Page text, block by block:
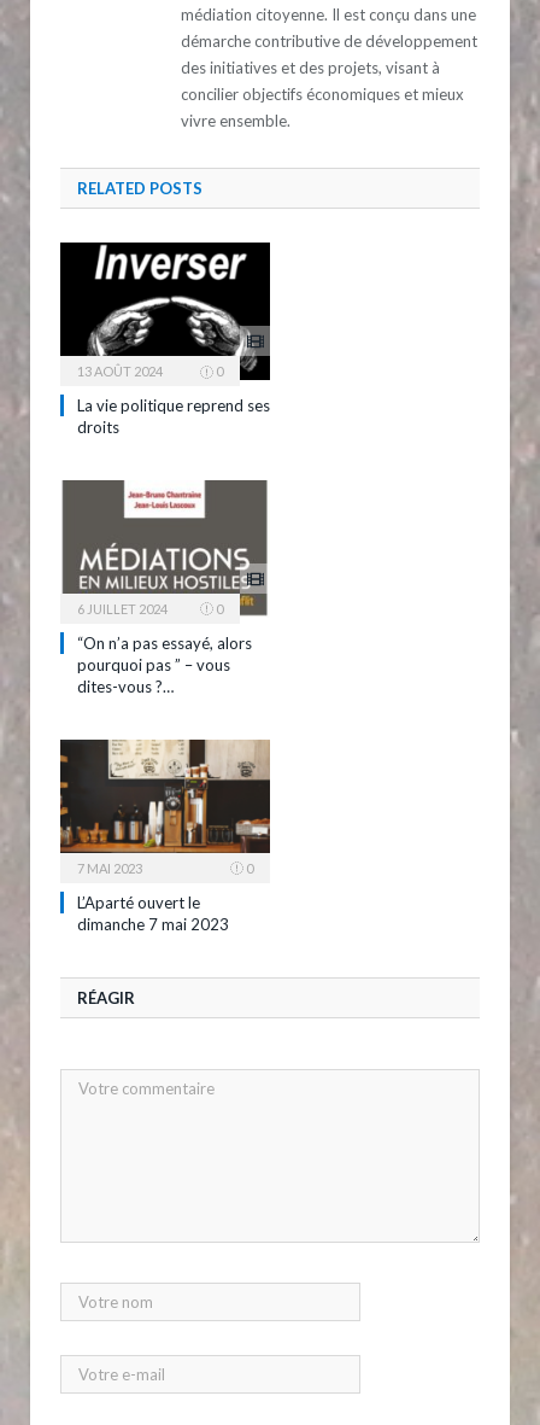
médiation citoyenne. Il est conçu dans une
démarche contributive de développement
des initiatives et des projets, visant à
concilier objectifs économiques et mieux
vivre ensemble.
RELATED POSTS
13 AOÛT 2024 0
La vie politique reprend ses
droits
6 JUILLET 2024 0
“On n’a pas essayé, alors
pourquoi pas ” – vous
dites-vous ?…
7 MAI 2023 0
L’Aparté ouvert le
dimanche 7 mai 2023
RÉAGIR